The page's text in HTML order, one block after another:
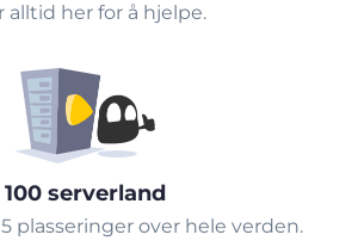
alltid her for å hjelpe.
100 serverland
plasseringer over hele verden.